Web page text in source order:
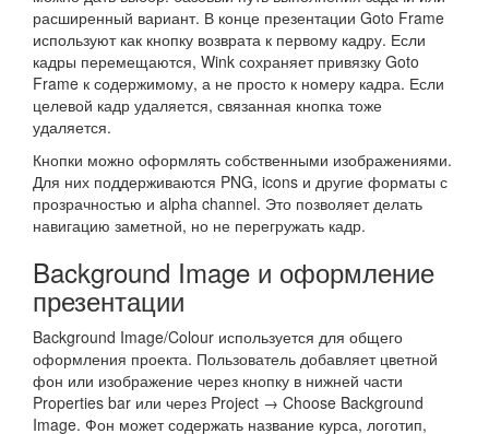
расширенный вариант. В конце презентации Goto Frame
используют как кнопку возврата к первому кадру. Если
кадры перемещаются, Wink сохраняет привязку Goto
Frame к содержимому, а не просто к номеру кадра. Если
целевой кадр удаляется, связанная кнопка тоже
удаляется.
Кнопки можно оформлять собственными изображениями.
Для них поддерживаются PNG, icons и другие форматы с
прозрачностью и alpha channel. Это позволяет делать
навигацию заметной, но не перегружать кадр.
Background Image и оформление
презентации
Background Image/Colour используется для общего
оформления проекта. Пользователь добавляет цветной
фон или изображение через кнопку в нижней части
Properties bar или через Project → Choose Background
Image. Фон может содержать название курса, логотип,